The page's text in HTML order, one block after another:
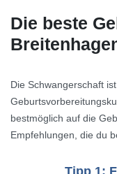
Die beste
Die Schwangerschaft
bestmöglich auf die
Empfehlungen, die du